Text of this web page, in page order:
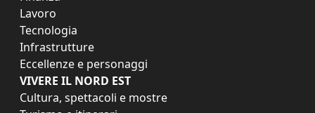
Lavoro
Tecnologia
Infrastrutture
Eccellenze e personaggi
VIVERE IL NORD EST
Cultura, spettacoli e mostre